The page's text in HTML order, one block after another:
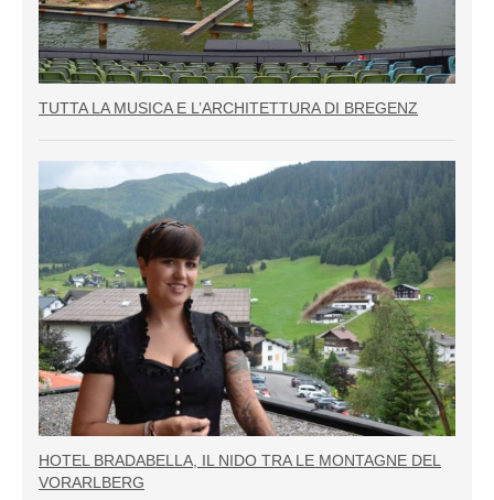
TUTTA LA MUSICA E L’ARCHITETTURA DI BREGENZ
HOTEL BRADABELLA, IL NIDO TRA LE MONTAGNE DEL
VORARLBERG